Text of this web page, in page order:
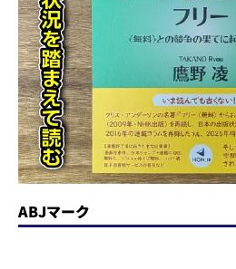
ABJマーク